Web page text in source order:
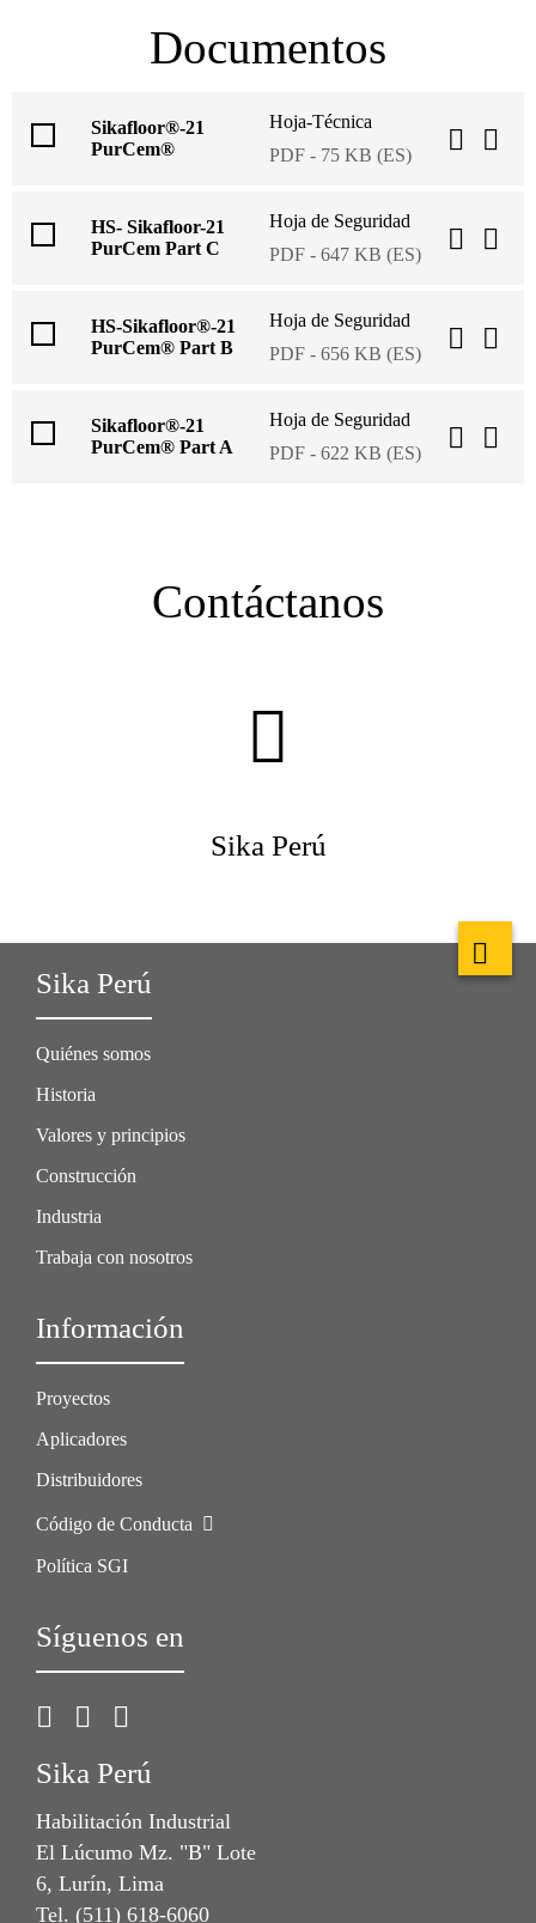
Documentos
Sikafloor®-21
PurCem®
Hoja-Técnica
PDF - 75 KB (ES)
HS- Sikafloor-21
PurCem Part C
Hoja de Seguridad
PDF - 647 KB (ES)
HS-Sikafloor®-21
PurCem® Part B
Hoja de Seguridad
PDF - 656 KB (ES)
Sikafloor®-21
PurCem® Part A
Hoja de Seguridad
PDF - 622 KB (ES)
Contáctanos
Sika Perú
Sika Perú
Quiénes somos
Historia
Valores y principios
Construcción
Industria
Trabaja con nosotros
Información
Proyectos
Aplicadores
Distribuidores
Código de Conducta
Política SGI
Síguenos en
Sika Perú
Habilitación Industrial
El Lúcumo Mz. "B" Lote
6, Lurín, Lima
Tel. (511) 618-6060